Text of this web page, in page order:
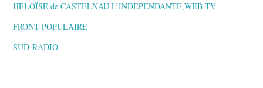
HELOÏSE de CASTELNAU L’INDEPENDANTE,WEB TV
FRONT POPULAIRE
SUD-RADIO